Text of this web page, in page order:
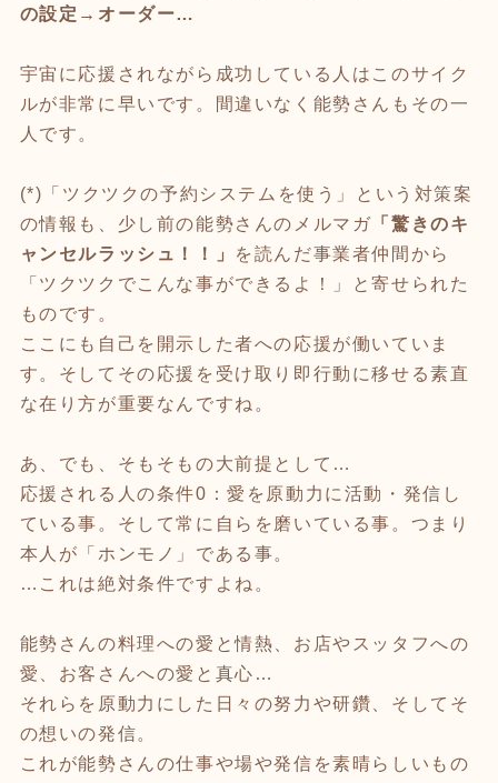
の設定→オーダー…
宇宙に応援されながら成功している人はこのサイク
ルが非常に早いです。間違いなく能勢さんもその一
人です。
(*)「ツクツクの予約システムを使う」という対策案
の情報も、少し前の能勢さんのメルマガ 「驚きのキ
ャンセルラッシュ！！」
を読んだ事業者仲間から
「ツクツクでこんな事ができるよ！」と寄せられた
ものです。
ここにも自己を開示した者への応援が働いていま
す。そしてその応援を受け取り即行動に移せる素直
な在り方が重要なんですね。
あ、でも、そもそもの大前提として…
応援される人の条件0：愛を原動力に活動・発信し
ている事。そして常に自らを磨いている事。つまり
本人が「ホンモノ」である事。
…これは絶対条件ですよね。
能勢さんの料理への愛と情熱、お店やスッタフへの
愛、お客さんへの愛と真心…
それらを原動力にした日々の努力や研鑽、そしてそ
の想いの発信。
これが能勢さんの仕事や場や発信を素晴らしいもの